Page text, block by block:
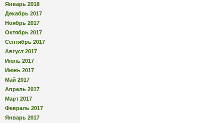
Январь 2018
Декабрь 2017
Ноябрь 2017
Октябрь 2017
Сентябрь 2017
Август 2017
Июль 2017
Июнь 2017
Май 2017
Апрель 2017
Март 2017
Февраль 2017
Январь 2017